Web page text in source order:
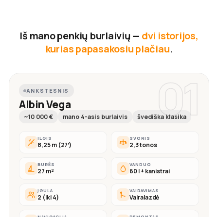
Iš mano penkių burlaivių — dvi istorijos,
kurias papasakosiu plačiau.
01
ANKSTESNIS
Albin Vega
~10 000 € mano 4-asis burlaivis švediška klasika
ILGIS
8,25 m (27′)
SVORIS
2,3 tonos
BURĖS
27 m²
VANDUO
60 l + kanistrai
ĮGULA
2 (iki 4)
VAIRAVIMAS
Vairalazdė